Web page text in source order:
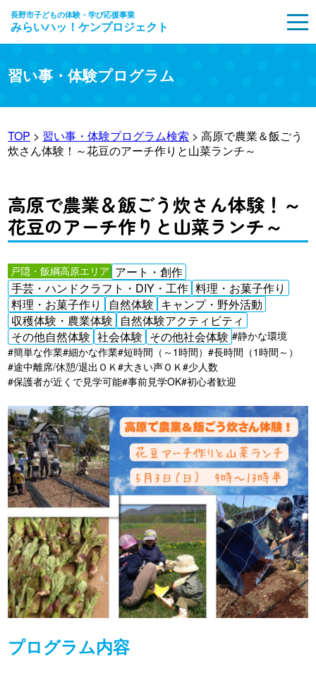
長野市子どもの体験・学び応援事業
みらいハッ！ケンプロジェクト
習い事・体験プログラム
TOP > 習い事・体験プログラム検索 > 高原で農業＆飯ごう
炊さん体験！～花豆のアーチ作りと山菜ランチ～
高原で農業＆飯ごう炊さん体験！～
花豆のアーチ作りと山菜ランチ～
戸隠・飯綱高原エリア アート・創作
手芸・ハンドクラフト・DIY・工作 料理・お菓子作り
料理・お菓子作り
自然体験 キャンプ・野外活動
収穫体験・農業体験 自然体験アクティビティ
その他自然体験 社会体験 その他社会体験 #静かな環境
#簡単な作業#細かな作業#短時間（～1時間）#長時間（1時間～）
#途中離席/休憩/退出ＯＫ#大きい声ＯＫ#少人数
#保護者が近くで見学可能#事前見学OK#初心者歓迎
プログラム内容